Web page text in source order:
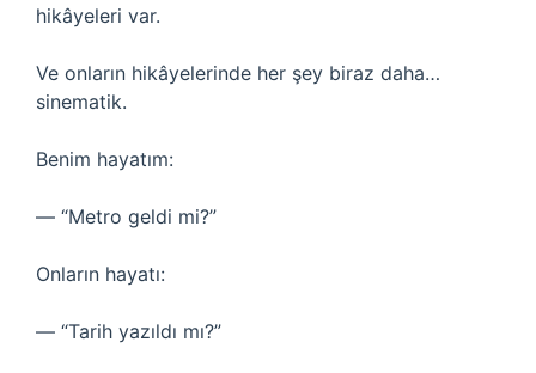
hikâyeleri var.
Ve onların hikâyelerinde her şey biraz daha…
sinematik.
Benim hayatım:
— “Metro geldi mi?”
Onların hayatı:
— “Tarih yazıldı mı?”